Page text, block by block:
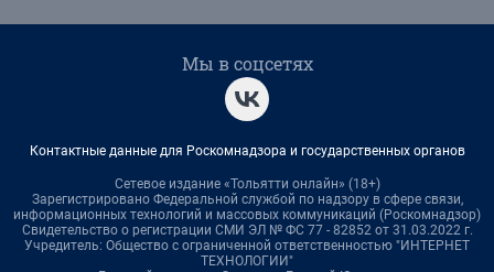
Мы в соцсетях
Контактные данные для Роскомнадзора и государственных органов
Сетевое издание «Тольятти онлайн» (18+)
Зарегистрировано Федеральной службой по надзору в сфере связи,
информационных технологий и массовых коммуникаций (Роскомнадзор)
Свидетельство о регистрации СМИ ЭЛ № ФС 77 - 82852 от 31.03.2022 г.
Учредитель: Общество с ограниченной ответственностью "ИНТЕРНЕТ
ТЕХНОЛОГИИ"